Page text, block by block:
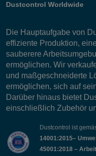
Dustcontrol Worldwide
Die Hauptaufgabe von
effiziente Produktion,
sauberere
ermöglichen. Wir
und maßgeschneiderte
ermöglichen, sich auf
Darüber hinaus bietet
einschließlich Zubehör
Dustcontrol ist
14001:2015–
45001:2018 –